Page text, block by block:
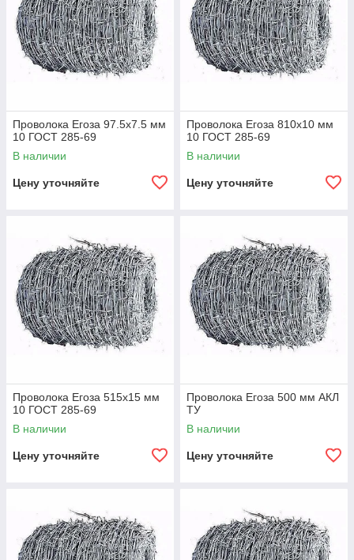
Проволока Егоза 97.5x7.5 мм
10 ГОСТ 285-69
В наличии
Цену уточняйте
Проволока Егоза 810x10 мм
10 ГОСТ 285-69
В наличии
Цену уточняйте
Проволока Егоза 515x15 мм
10 ГОСТ 285-69
В наличии
Цену уточняйте
Проволока Егоза 500 мм АКЛ
ТУ
В наличии
Цену уточняйте